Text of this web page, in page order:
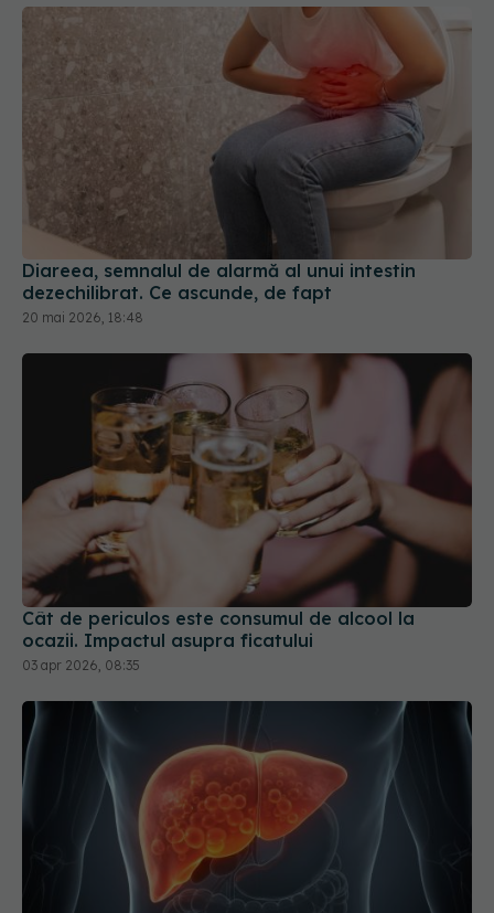
Diareea, semnalul de alarmă al unui intestin
dezechilibrat. Ce ascunde, de fapt
20 mai 2026, 18:48
Cât de periculos este consumul de alcool la
ocazii. Impactul asupra ficatului
03 apr 2026, 08:35